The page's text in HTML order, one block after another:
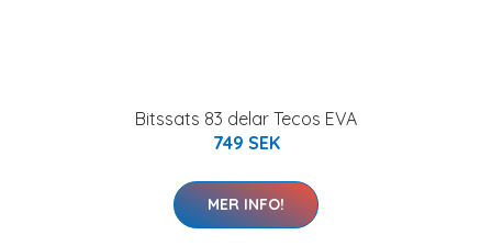
Bitssats 83 delar Tecos EVA
749 SEK
MER INFO!